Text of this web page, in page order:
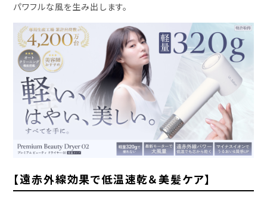
パワフルな風を生み出します。
【遠赤外線効果で低温速乾＆美髪ケア】